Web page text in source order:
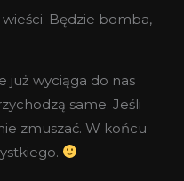
Będzie bomba,
już wyciąga do nas
same. Jeśli
zmuszać. W końcu